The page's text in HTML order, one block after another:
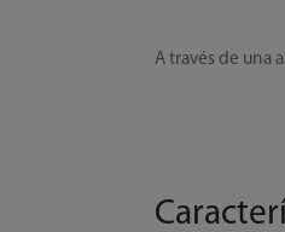
A través de una